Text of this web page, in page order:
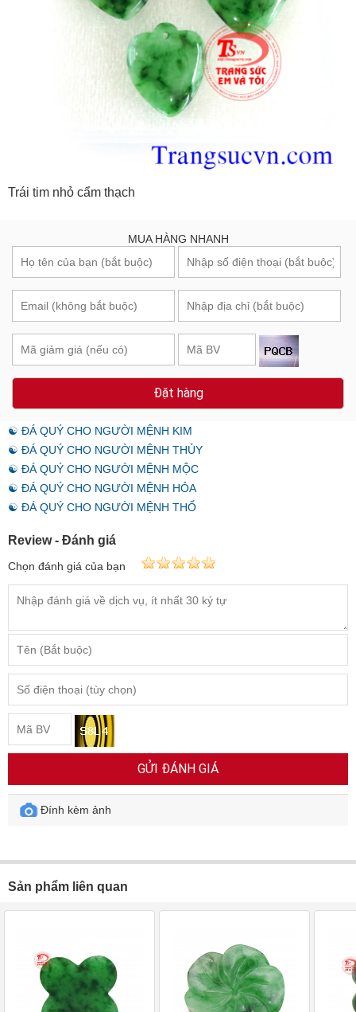
Trái tim nhỏ cẩm thạch
MUA HÀNG NHANH
Đặt hàng
☯ ĐÁ QUÝ CHO NGƯỜI MỆNH KIM
☯ ĐÁ QUÝ CHO NGƯỜI MỆNH THỦY
☯ ĐÁ QUÝ CHO NGƯỜI MỆNH MỘC
☯ ĐÁ QUÝ CHO NGƯỜI MỆNH HỎA
☯ ĐÁ QUÝ CHO NGƯỜI MỆNH THỔ
Review - Đánh giá
Chọn đánh giá của bạn
GỬI ĐÁNH GIÁ
Đính kèm ảnh
Sản phẩm liên quan